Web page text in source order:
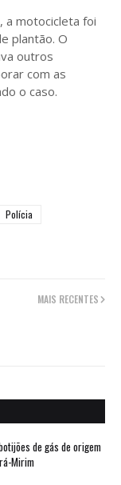
a motocicleta foi
plantão. O
outros
com as
o caso.
Polícia
MAIS RECENTES
de gás de origem
Mirim